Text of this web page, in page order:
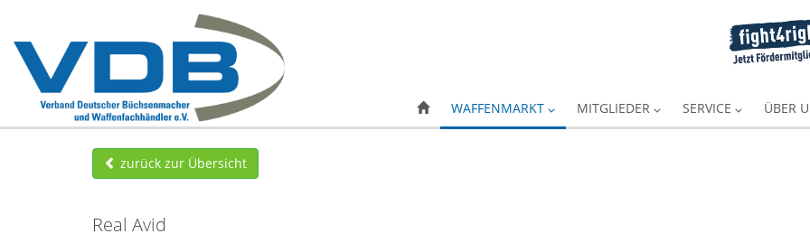
WAFFENMARKT MITGLIEDER SERVICE ÜBER
zurück zur Übersicht
Real Avid